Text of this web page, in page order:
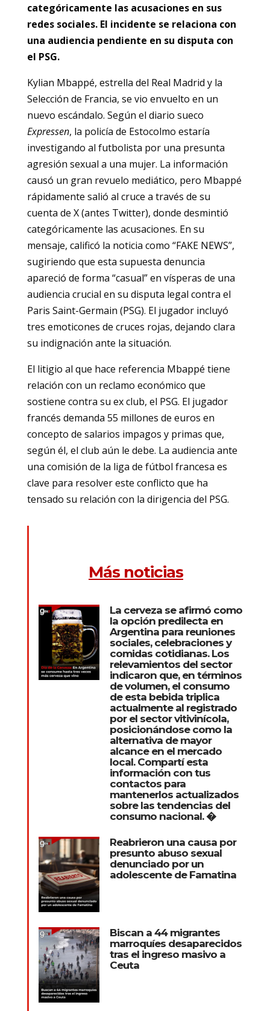
categóricamente las acusaciones en sus
redes sociales. El incidente se relaciona con
una audiencia pendiente en su disputa con
el PSG.
Kylian Mbappé, estrella del Real Madrid y la
Selección de Francia, se vio envuelto en un
nuevo escándalo. Según el diario sueco
Expressen, la policía de Estocolmo estaría
investigando al futbolista por una presunta
agresión sexual a una mujer. La información
causó un gran revuelo mediático, pero Mbappé
rápidamente salió al cruce a través de su
cuenta de X (antes Twitter), donde desmintió
categóricamente las acusaciones. En su
mensaje, calificó la noticia como “FAKE NEWS”,
sugiriendo que esta supuesta denuncia
apareció de forma “casual” en vísperas de una
audiencia crucial en su disputa legal contra el
Paris Saint-Germain (PSG). El jugador incluyó
tres emoticones de cruces rojas, dejando clara
su indignación ante la situación.
El litigio al que hace referencia Mbappé tiene
relación con un reclamo económico que
sostiene contra su ex club, el PSG. El jugador
francés demanda 55 millones de euros en
concepto de salarios impagos y primas que,
según él, el club aún le debe. La audiencia ante
una comisión de la liga de fútbol francesa es
clave para resolver este conflicto que ha
tensado su relación con la dirigencia del PSG.
Más noticias
La cerveza se afirmó como
la opción predilecta en
Argentina para reuniones
sociales, celebraciones y
comidas cotidianas. Los
relevamientos del sector
indicaron que, en términos
de volumen, el consumo
de esta bebida triplica
actualmente al registrado
por el sector vitivinícola,
posicionándose como la
alternativa de mayor
alcance en el mercado
local. Compartí esta
información con tus
contactos para
mantenerlos actualizados
sobre las tendencias del
consumo nacional. �
Reabrieron una causa por
presunto abuso sexual
denunciado por un
adolescente de Famatina
Biscan a 44 migrantes
marroquíes desaparecidos
tras el ingreso masivo a
Ceuta